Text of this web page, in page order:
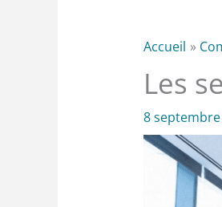
Accueil
Les
8